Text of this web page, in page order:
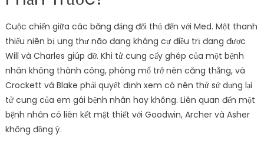
Cuộc chiến giữa các băng đảng đối thủ đến với Med. Một thanh
thiếu niên bị ung thư não đang kháng cự điều trị đang được
Will và Charles giúp đỡ. Khi tử cung cấy ghép của một bệnh
nhân không thành công, phòng mổ trở nên căng thẳng, và
Crockett và Blake phải quyết định xem có nên thử sử dụng lại
tử cung của em gái bệnh nhân hay không. Liên quan đến một
bệnh nhân có liên kết mật thiết với Goodwin, Archer và Asher
không đồng ý.